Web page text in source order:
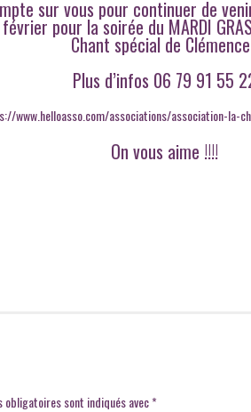
sur vous pour continuer de
pour la soirée du MARDI
Chant spécial de
Plus d’infos 06 79 91 55
www.helloasso.com/associations/association-la-
On vous aime !!!!
obligatoires sont indiqués avec*